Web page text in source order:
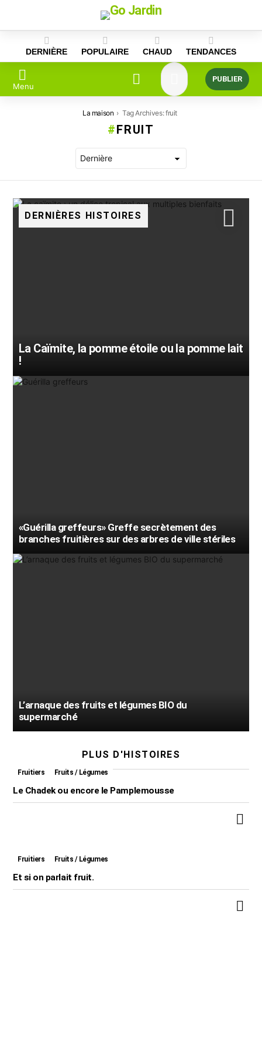
content
DERNIÈRE POPULAIRE CHAUD TENDANCES
Menu
PUBLIER
La maison Tag Archives: fruit
FRUIT
DERNIÈRES HISTOIRES
La Caïmite, la pomme étoile ou la pomme lait
!
«Guérilla greffeurs» Greffe secrètement des
branches fruitières sur des arbres de ville stériles
L’arnaque des fruits et légumes BIO du
supermarché
PLUS D'HISTOIRES
Fruitiers Fruits / Légumes
Le Chadek ou encore le Pamplemousse
Fruitiers Fruits / Légumes
Et si on parlait fruit.